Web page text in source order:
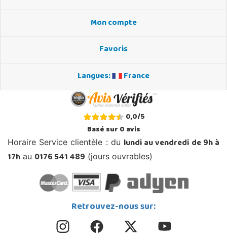
Mon compte
Favoris
Langues:
France
0,0/5
Basé sur0avis
Horaire Service clientèle : du lundi au vendredi de 9h à
17h au 0176 541 489 (jours ouvrables)
Retrouvez-nous sur: